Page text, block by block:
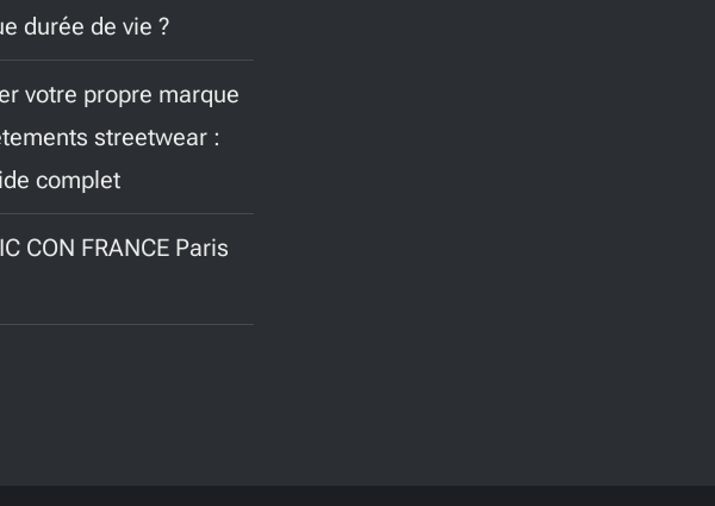
durée de vie ?
votre propre marque
streetwear :
complet
CON FRANCE Paris